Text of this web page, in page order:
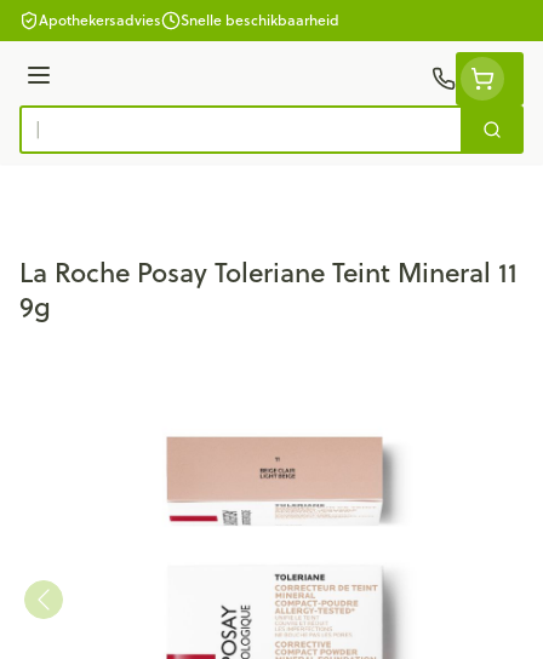
Ga naar de inhoud
Apothekersadvies Snelle beschikbaarheid
Menu
Product, merk, categorie...
Zoek
La Roche Posay Toleriane Teint Mineral 11
9g